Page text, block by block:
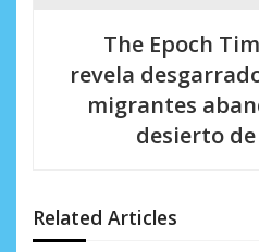
e
The Epoch
revela
migrantes
desierto de
Related Articles